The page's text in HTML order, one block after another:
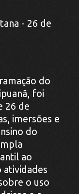
- 26 de
do
foi
26 de
imersões e
do
ao
o uso